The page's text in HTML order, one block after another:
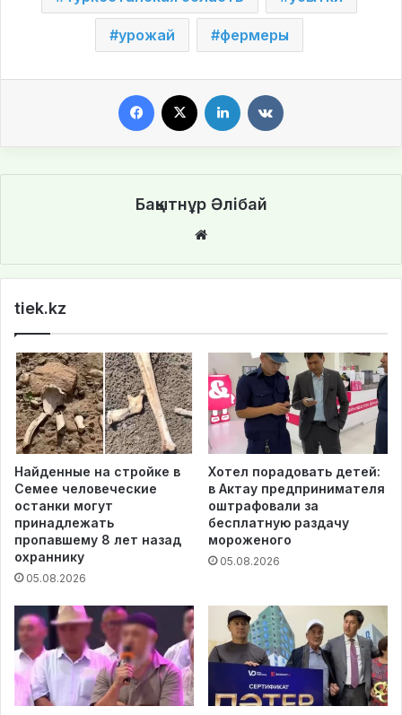
урожай фермеры
Бақытнұр Әлібай
te
tiek.kz
Найденные на стройке в
Семее человеческие
останки могут
принадлежать
пропавшему 8 лет назад
охраннику
05.08.2026
Хотел порадовать детей:
в Актау предпринимателя
оштрафовали за
бесплатную раздачу
мороженого
05.08.2026